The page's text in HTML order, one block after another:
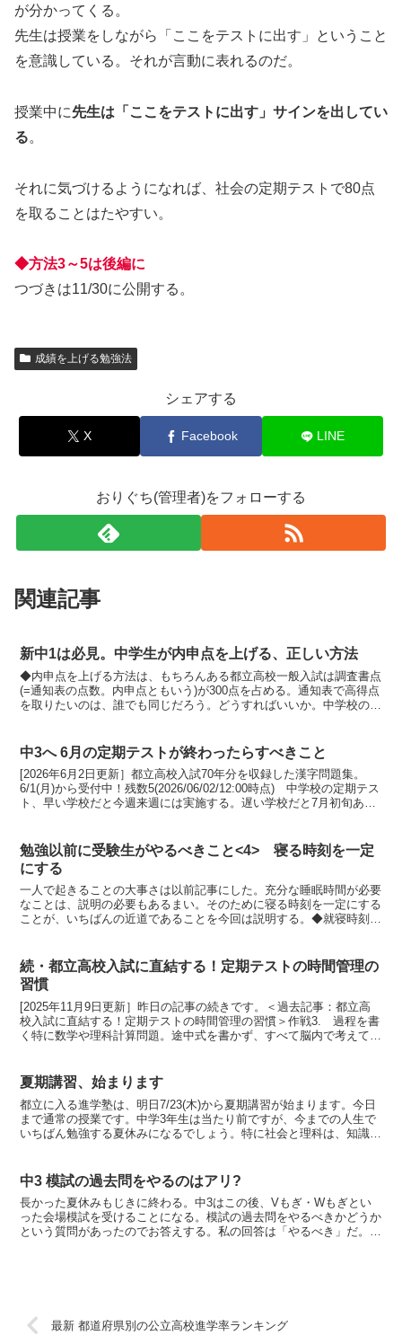
が分かってくる。
先生は授業をしながら「ここをテストに出す」ということ
を意識している。それが言動に表れるのだ。
授業中に先生は「ここをテストに出す」サインを出してい
る。
それに気づけるようになれば、社会の定期テストで80点
を取ることはたやすい。
◆方法3～5は後編に
つづきは11/30に公開する。
成績を上げる勉強法
シェアする
X Facebook LINE
おりぐち(管理者)をフォローする
関連記事
新中1は必見。中学生が内申点を上げる、正しい方法
◆内申点を上げる方法は、もちろんある都立高校一般入試は調査書点
(=通知表の点数。内申点ともいう)が300点を占める。通知表で高得点
を取りたいのは、誰でも同じだろう。どうすればいいか。中学校の先
中3へ 6月の定期テストが終わったらすべきこと
[2026年6月2日更新］都立高校入試70年分を収録した漢字問題集。
6/1(月)から受付中！残数5(2026/06/02/12:00時点) 中学校の定期テス
ト、早い学校だと今週来週には実施する。遅い学校だと7月初旬あた
勉強以前に受験生がやるべきこと<4> 寝る時刻を一定
にする
一人で起きることの大事さは以前記事にした。充分な睡眠時間が必要
なことは、説明の必要もあるまい。そのために寝る時刻を一定にする
ことが、いちばんの近道であることを今回は説明する。◆就寝時刻＝
続・都立高校入試に直結する！定期テストの時間管理の
習慣
[2025年11月9日更新］昨日の記事の続きです。＜過去記事：都立高
校入試に直結する！定期テストの時間管理の習慣＞作戦3. 過程を書
く特に数学や理科計算問題。途中式を書かず、すべて脳内で考えて計
夏期講習、始まります
都立に入る進学塾は、明日7/23(木)から夏期講習が始まります。今日
まで通常の授業です。中学3年生は当たり前ですが、今までの人生で
いちばん勉強する夏休みになるでしょう。特に社会と理科は、知識を
中3 模試の過去問をやるのはアリ?
長かった夏休みもじきに終わる。中3はこの後、Vもぎ・Wもぎとい
った会場模試を受けることになる。模試の過去問をやるべきかどうか
という質問があったのでお答えする。私の回答は「やるべき」だ。
最新 都道府県別の公立高校進学率ランキング